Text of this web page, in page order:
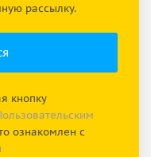
рассылку.
кнопку
ознакомлен с